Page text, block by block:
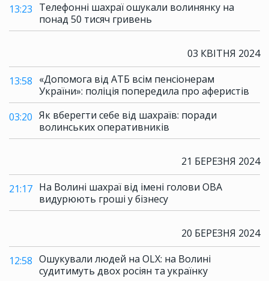
13:23 Телефонні шахраї ошукали волинянку на
понад 50 тисяч гривень
03 КВІТНЯ 2024
13:58 «Допомога від АТБ всім пенсіонерам
України»: поліція попередила про аферистів
03:20 Як вберегти себе від шахраїв: поради
волинських оперативників
21 БЕРЕЗНЯ 2024
21:17 На Волині шахраї від імені голови ОВА
видурюють гроші у бізнесу
20 БЕРЕЗНЯ 2024
12:58 Ошукували людей на OLX: на Волині
судитимуть двох росіян та українку